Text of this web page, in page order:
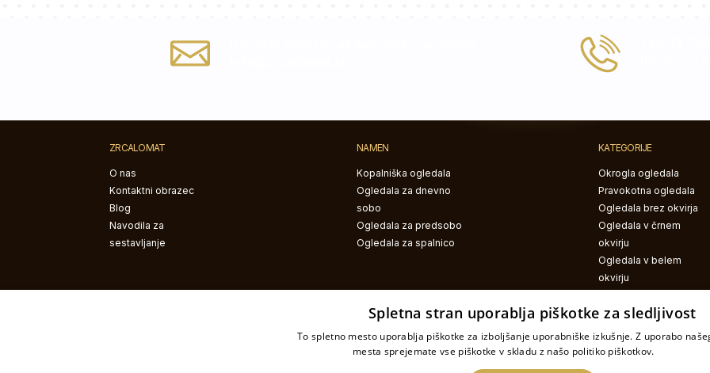
ZRCALOMAT
O nas
Kontaktni obrazec
Blog
Navodila za
sestavljanje
NAMEN
Kopalniška ogledala
Ogledala za dnevno
sobo
Ogledala za predsobo
Ogledala za spalnico
KATEGORIJE
Okrogla ogledala
Pravokotna ogledala
Ogledala brez okvirja
Ogledala v črnem
okvirju
Ogledala v belem
okvirju
osvetlitvijo
Ogledala s potiskom
Spletna stran uporablja piškotke za sledljivost
To spletno mesto uporablja piškotke za izboljšanje uporabniške izkušnje. Z uporabo
mesta sprejemate vse piškotke v skladu z našo politiko piškotkov.